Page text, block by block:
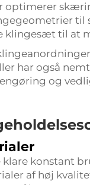
optimerer
til
til at
har også
og
konstant
af høj